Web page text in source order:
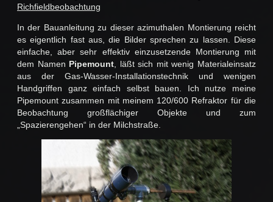
Richfieldbeobachtung
In der Bauanleitung zu dieser azimuthalen Montierung reicht
es eigentlich fast aus, die Bilder sprechen zu lassen. Diese
einfache, aber sehr effektiv einzusetzende Montierung mit
dem Namen Pipemount , läßt sich mit wenig Materialeinsatz
aus der Gas-Wasser-Installationstechnik und wenigen
Handgriffen ganz einfach selbst bauen. Ich nutze meine
Pipemount zusammen mit meinem 120/600 Refraktor für die
Beobachtung großflächiger Objekte und zum
„Spazierengehen“ in der Milchstraße.